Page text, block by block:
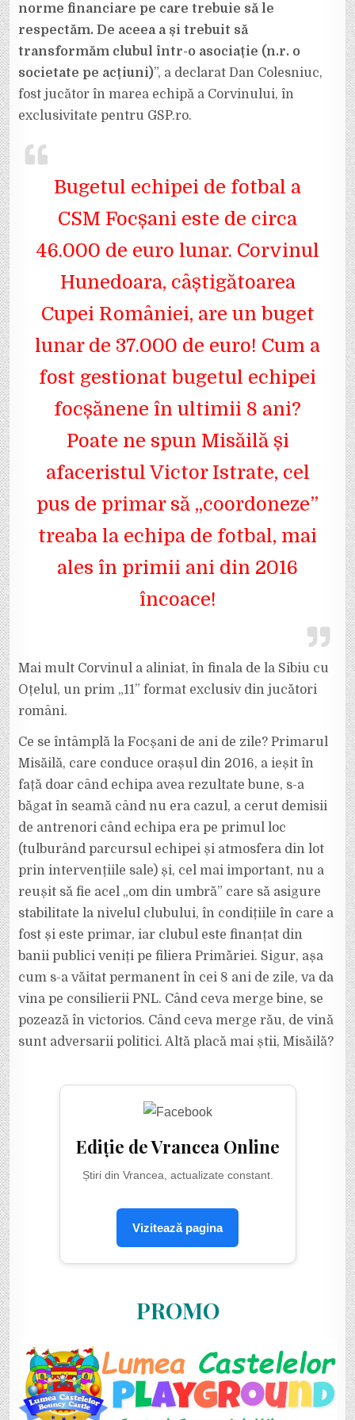
norme financiare pe care trebuie să le
respectăm. De aceea a și trebuit să
transformăm clubul într-o asociație (n.r. o
societate pe acțiuni)”, a declarat Dan Colesniuc,
fost jucător în marea echipă a Corvinului, în
exclusivitate pentru GSP.ro.
Bugetul echipei de fotbal a
CSM Focșani este de circa
46.000 de euro lunar. Corvinul
Hunedoara, câștigătoarea
Cupei României, are un buget
lunar de 37.000 de euro! Cum a
fost gestionat bugetul echipei
focșănene în ultimii 8 ani?
Poate ne spun Misăilă și
afaceristul Victor Istrate, cel
pus de primar să „coordoneze”
treaba la echipa de fotbal, mai
ales în primii ani din 2016
încoace!
Mai mult Corvinul a aliniat, în finala de la Sibiu cu
Oțelul, un prim „11” format exclusiv din jucători
români.
Ce se întâmplă la Focșani de ani de zile? Primarul
Misăilă, care conduce orașul din 2016, a ieșit în
față doar când echipa avea rezultate bune, s-a
băgat în seamă când nu era cazul, a cerut demisii
de antrenori când echipa era pe primul loc
(tulburând parcursul echipei și atmosfera din lot
prin intervențiile sale) și, cel mai important, nu a
reușit să fie acel „om din umbră” care să asigure
stabilitate la nivelul clubului, în condițiile în care a
fost și este primar, iar clubul este finanțat din
banii publici veniți pe filiera Primăriei. Sigur, așa
cum s-a văitat permanent în cei 8 ani de zile, va da
vina pe consilierii PNL. Când ceva merge bine, se
pozează în victorios. Când ceva merge rău, de vină
sunt adversarii politici. Altă placă mai știi, Misăilă?
Ediție de Vrancea Online
Știri din Vrancea, actualizate constant.
Vizitează pagina
PROMO